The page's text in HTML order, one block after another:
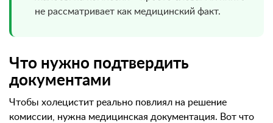
не рассматривает как медицинский факт.
Что нужно подтвердить
документами
Чтобы холецистит реально повлиял на решение
комиссии, нужна медицинская документация. Вот что